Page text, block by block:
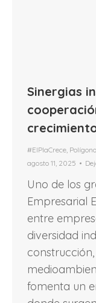
Sinergias
#ElPlaCrece
agosto 11, 2025
Uno de los
Empresarial
entre
diversidad
fomenta un